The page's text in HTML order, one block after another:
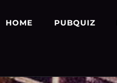
HOME PUBQUIZ